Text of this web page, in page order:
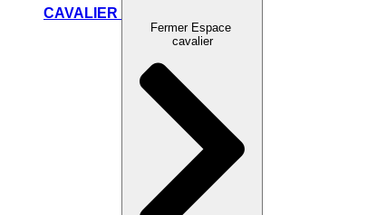
CAVALIER
Fermer Espace
cavalier